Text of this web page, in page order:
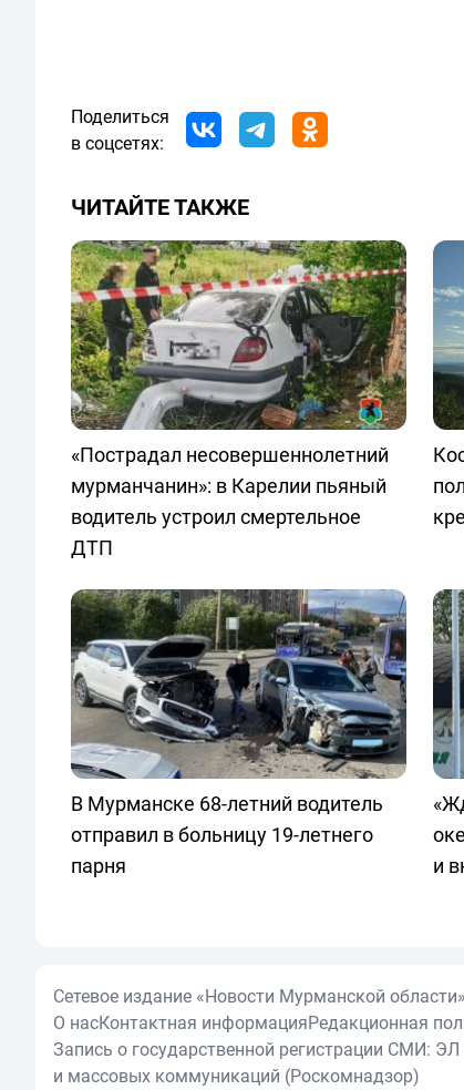
Поделиться
в соцсетях:
ЧИТАЙТЕ ТАКЖЕ
«Пострадал несовершеннолетний
мурманчанин»: в Карелии пьяный
водитель устроил смертельное
ДТП
В Мурманске 68-летний водитель
отправил в больницу 19-летнего
парня
и
Сетевое издание «Новости Мурманской области»
О насКонтактная информацияРедакционная
Запись о государственной регистрации СМИ:
и массовых коммуникаций (Роскомнадзор)